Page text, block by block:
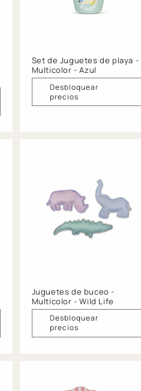
Set de Juguetes de playa -
Multicolor - Azul
Desbloquear
precios
Juguetes de buceo -
Multicolor - Wild Life
Desbloquear
precios